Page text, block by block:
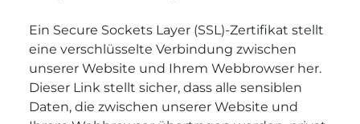
Ein Secure Sockets Layer (SSL)-Zertifikat stellt
eine verschlüsselte Verbindung zwischen
unserer Website und Ihrem Webbrowser her.
Dieser Link stellt sicher, dass alle sensiblen
Daten, die zwischen unserer Website und